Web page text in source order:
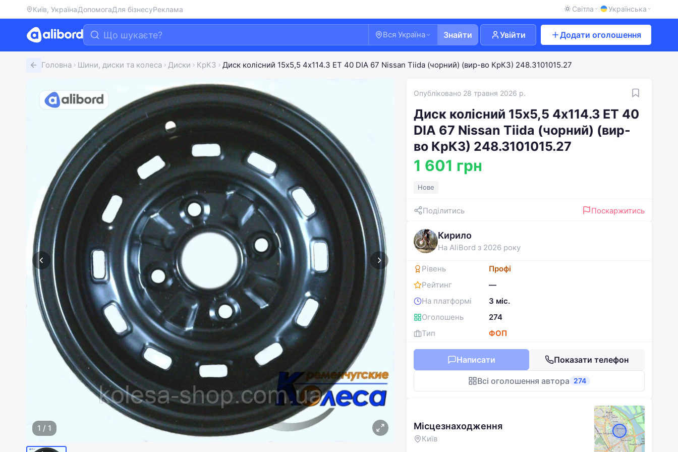
Київ, УкраїнаДопомогаДля бізнесуРеклама Світла Українська
Вся Україна Знайти Увійти Додати оголошення
Головна Шини, диски та колеса Диски КрКЗ Диск колісний 15х5,5 4x114.3 ET 40 DIA 67 Nissan Tiida (чорний) (вир-во КрКЗ) 248.3101015.27
1 / 1
Опубліковано 28 травня 2026 р.
Диск колісний 15х5,5 4x114.3 ET 40
DIA 67 Nissan Tiida (чорний) (вир-
во КрКЗ) 248.3101015.27
1 601 грн
Нове
Поділитись Поскаржитись
Кирило
На AliBord з 2026 року
Рівень
Профі
Рейтинг
—
На платформі
3 міс.
Оголошень
274
Тип
ФОП
Написати Показати телефон
Всі оголошення автора 274
Місцезнаходження
Київ